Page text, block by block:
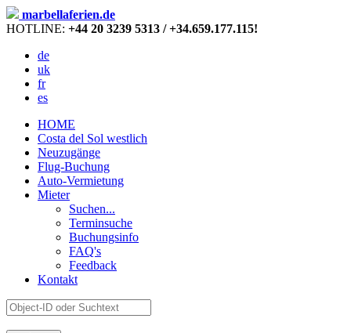
marbellaferien.de
HOTLINE: +44 20 3239 5313 / +34.659.177.115!
de
uk
fr
es
HOME
Costa del Sol westlich
Neuzugänge
Flug-Buchung
Auto-Vermietung
Mieter
Suchen...
Terminsuche
Buchungsinfo
FAQ's
Feedback
Kontakt